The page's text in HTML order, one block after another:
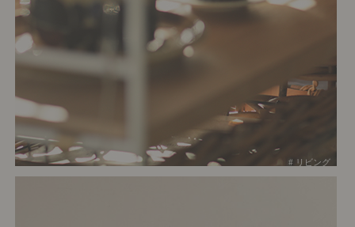
# リビング